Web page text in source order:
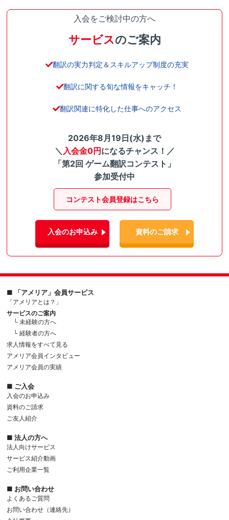
入会をご検討中の方へ
サービスのご案内
翻訳の実力判定＆スキルアップ制度の充実
翻訳に関する旬な情報をキャッチ！
翻訳関連に特化した仕事へのアクセス
2026年8月19日(水)まで
＼ 入会金0円になるチャンス！／
「第2回 ゲーム翻訳コンテスト」
参加受付中
コンテスト会員登録はこちら
入会のお申込み 資料のご請求
■ 「アメリア」会員サービス
「アメリアとは？」
サービスのご案内
└ 未経験の方へ
└ 経験者の方へ
求人情報をすべて見る
アメリア会員インタビュー
アメリア会員の実績
■ ご入会
入会のお申込み
資料のご請求
ご友人紹介
■ 法人の方へ
法人向けサービス
サービス紹介動画
ご利用企業一覧
■ お問い合わせ
よくあるご質問
お問い合わせ（連絡先）